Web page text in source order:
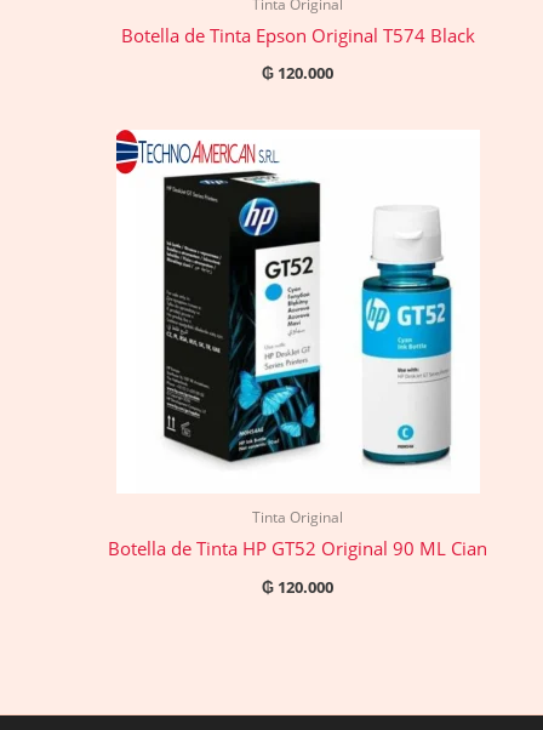
Botella de Tinta Epson Original T574 Black
₲ 120.000
Tinta Original
Botella de Tinta HP GT52 Original 90 ML Cian
₲ 120.000